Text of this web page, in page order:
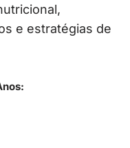
e estratégias de
: